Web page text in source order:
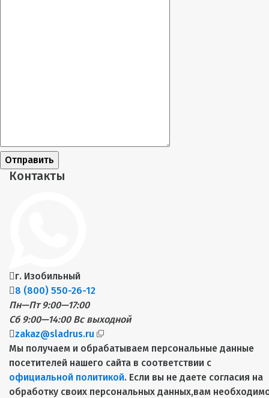
Отправить
Контакты
г. Изобильный
8 (800) 550-26-12
Пн—Пт 9:00—17:00
Сб 9:00—14:00 Вс выходной
zakaz@sladrus.ru
Мы получаем и обрабатываем персональные данные
посетителей нашего сайта в соответствии с
официальной политикой. Если вы не даете согласия на
обработку своих персональных данных,вам